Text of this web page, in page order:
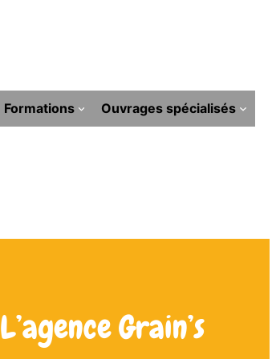
Formations Ouvrages spécialisés
L’agence Grain’s